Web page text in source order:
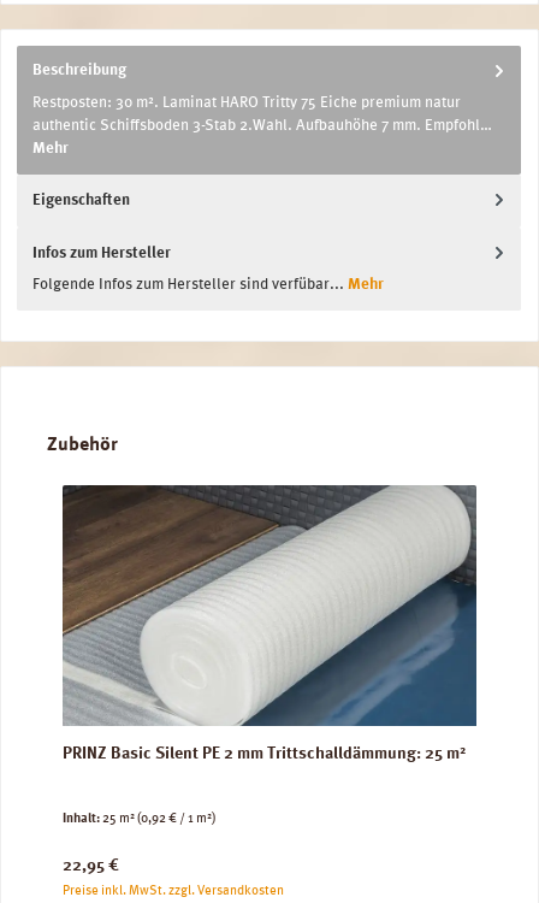
Beschreibung
Restposten: 30 m². Laminat HARO Tritty 75 Eiche premium natur
authentic Schiffsboden 3-Stab 2.Wahl. Aufbauhöhe 7 mm. Empfohl…
Mehr
Eigenschaften
Infos zum Hersteller
Folgende Infos zum Hersteller sind verfübar... Mehr
Produktgalerie überspringen
Zubehör
PRINZ Basic Silent PE 2 mm Trittschalldämmung: 25 m²
Inhalt:25 m²(0,92 € / 1 m²)
Regulärer Preis:
22,95 €
Preise inkl. MwSt. zzgl. Versandkosten